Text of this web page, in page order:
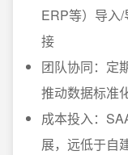
ERP等）导入
接
团队协同：定
推动数据标准
成本投入：
展，远低于自